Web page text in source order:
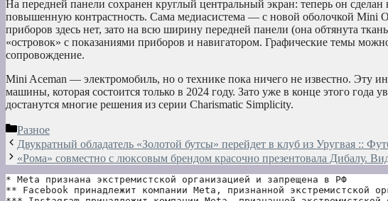
На передней панели сохранен круглый центральный экран: теперь он
повышенную контрастность. Сама медиасистема — с новой оболочкой Mini
приборов здесь нет, зато на всю ширину передней панели (она обтянута
«островок» с показаниями приборов и навигатором. Графические темы
сопровождение.
Mini Aceman — электромобиль, но о технике пока ничего не известно. Эту
машины, которая состоится только в 2024 году. Зато уже в конце этого года
достанутся многие решения из серии Charismatic Simplicity.
Рубрики
Разное
Двукратный обладатель «Золотой бутсы» перейдет в клуб из Уругвая ::
«Рома» совместно с люксовым брендом красочно презентовала Дибалу.
* Meta признана экстремистской организацией и запрещена в РФ
** Facebook принадлежит компании Meta, признанной экстремистской